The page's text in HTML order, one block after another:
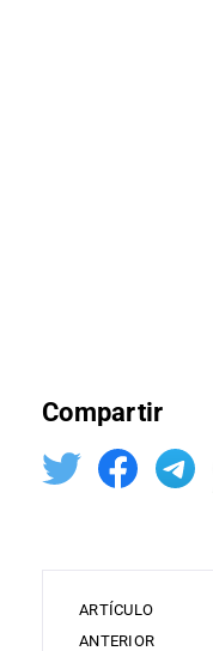
Compartir
ARTÍCULO
ANTERIOR